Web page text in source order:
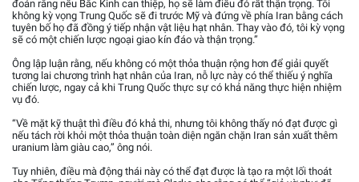
đoán rằng nếu Bắc Kinh can thiệp, họ sẽ làm điều đó rất thận trọng. Tôi
không kỳ vọng Trung Quốc sẽ đi trước Mỹ và đứng về phía Iran bằng cách
tuyên bố họ đã đồng ý tiếp nhận vật liệu hạt nhân. Thay vào đó, tôi kỳ vọng
sẽ có một chiến lược ngoại giao kín đáo và thận trọng.”
Ông lập luận rằng, nếu không có một thỏa thuận rộng hơn để giải quyết
tương lai chương trình hạt nhân của Iran, nỗ lực này có thể thiếu ý nghĩa
chiến lược, ngay cả khi Trung Quốc thực sự có khả năng thực hiện nhiệm
vụ đó.
“Về mặt kỹ thuật thì điều đó khả thi, nhưng tôi không thấy nó đạt được gì
nếu tách rời khỏi một thỏa thuận toàn diện ngăn chặn Iran sản xuất thêm
uranium làm giàu cao,” ông nói.
Tuy nhiên, điều mà động thái này có thể đạt được là tạo ra một lối thoát